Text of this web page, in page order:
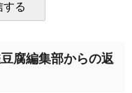
腐編集部からの返